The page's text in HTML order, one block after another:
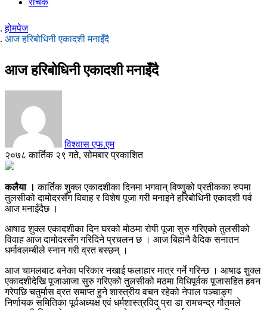
रोचक
होमपेज
आज हरिबोधिनी एकादशी मनाइँदै
आज हरिबोधिनी एकादशी मनाइँदै
विश्वास एफ.एम
२०७८ कार्तिक २९ गते, सोमबार प्रकाशित
कलैया ।कार्तिक शुक्ल एकादशीका दिनमा भगवान् विष्णुको प्रतीकका रुपमा
तुलसीको दामोदरसँग विवाह र विशेष पूजा गरी मनाइने हरिबोधिनी एकादशी पर्व
आज मनाइँदैछ ।
आषाढ शुक्ल एकादशीका दिन घरको मोठमा रोपी पूजा सुरु गरिएको तुलसीको
विवाह आज दामोदरसँग गरिदिने प्रचलन छ । आज बिहानै वैदिक सनातन
धर्मावलम्बीले स्नान गरी व्रत बस्छन् ।
आज चामलबाट बनेका परिकार नखाई फलाहार मात्र गर्ने गरिन्छ । आषाढ शुक्ल
एकादशीदेखि पूजाआजा सुरु गरिएको तुलसीको मठमा विधिपूर्वक पूजासहित हवन
गरेपछि चतुर्मास व्रत समाप्त हुने शास्त्रीय वचन रहेको नेपाल पञ्चाङ्ग
निर्णायक समितिका पूर्वअध्यक्ष एवं धर्मशास्त्रविद् प्रा डा रामचन्द्र गौतमले